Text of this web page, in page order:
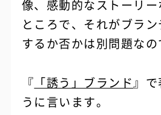
像、感動的なストーリ
ところで、それがブラ
するか否かは別問題なの
『 「誘う」ブランド』で
うに言います。